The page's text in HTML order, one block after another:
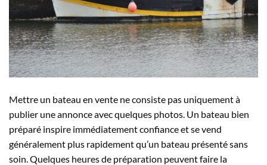
Mettre un bateau en vente ne consiste pas uniquement à
publier une annonce avec quelques photos. Un bateau bien
préparé inspire immédiatement confiance et se vend
généralement plus rapidement qu’un bateau présenté sans
soin. Quelques heures de préparation peuvent faire la